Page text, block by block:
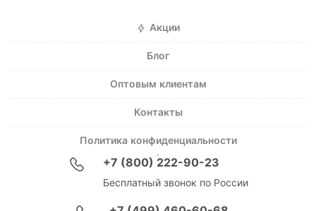
Акции
Блог
Оптовым клиентам
Контакты
Политика конфиденциальности
+7 (800) 222-90-23
Бесплатный звонок по России